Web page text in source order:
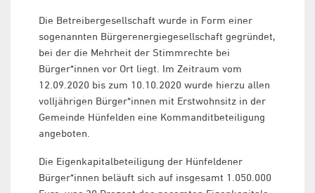
Die Betreibergesellschaft wurde in Form einer
sogenannten Bürgerenergiegesellschaft gegründet,
bei der die Mehrheit der Stimmrechte bei
Bürger*innen vor Ort liegt. Im Zeitraum vom
12.09.2020 bis zum 10.10.2020 wurde hierzu allen
volljährigen Bürger*innen mit Erstwohnsitz in der
Gemeinde Hünfelden eine Kommanditbeteiligung
angeboten.
Die Eigenkapitalbeteiligung der Hünfeldener
Bürger*innen beläuft sich auf insgesamt 1.050.000